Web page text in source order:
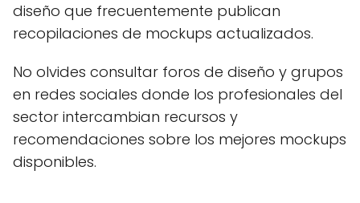
diseño que frecuentemente publican
recopilaciones de mockups actualizados.
No olvides consultar foros de diseño y grupos
en redes sociales donde los profesionales del
sector intercambian recursos y
recomendaciones sobre los mejores mockups
disponibles.